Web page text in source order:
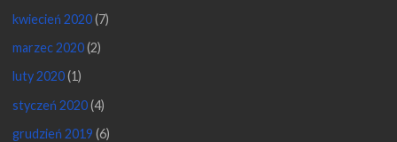
kwiecień 2020(7)
marzec 2020(2)
luty 2020(1)
styczeń 2020(4)
grudzień 2019 (6)